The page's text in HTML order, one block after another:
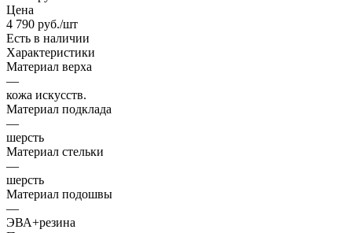
Цена
4 790 руб./шт
Есть в наличии
Характеристики
Материал верха
—
кожа искусств.
Материал подклада
—
шерсть
Материал стельки
—
шерсть
Материал подошвы
—
ЭВА+резина